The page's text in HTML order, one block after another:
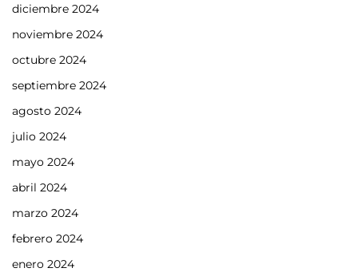
diciembre 2024
noviembre 2024
octubre 2024
septiembre 2024
agosto 2024
julio 2024
mayo 2024
abril 2024
marzo 2024
febrero 2024
enero 2024